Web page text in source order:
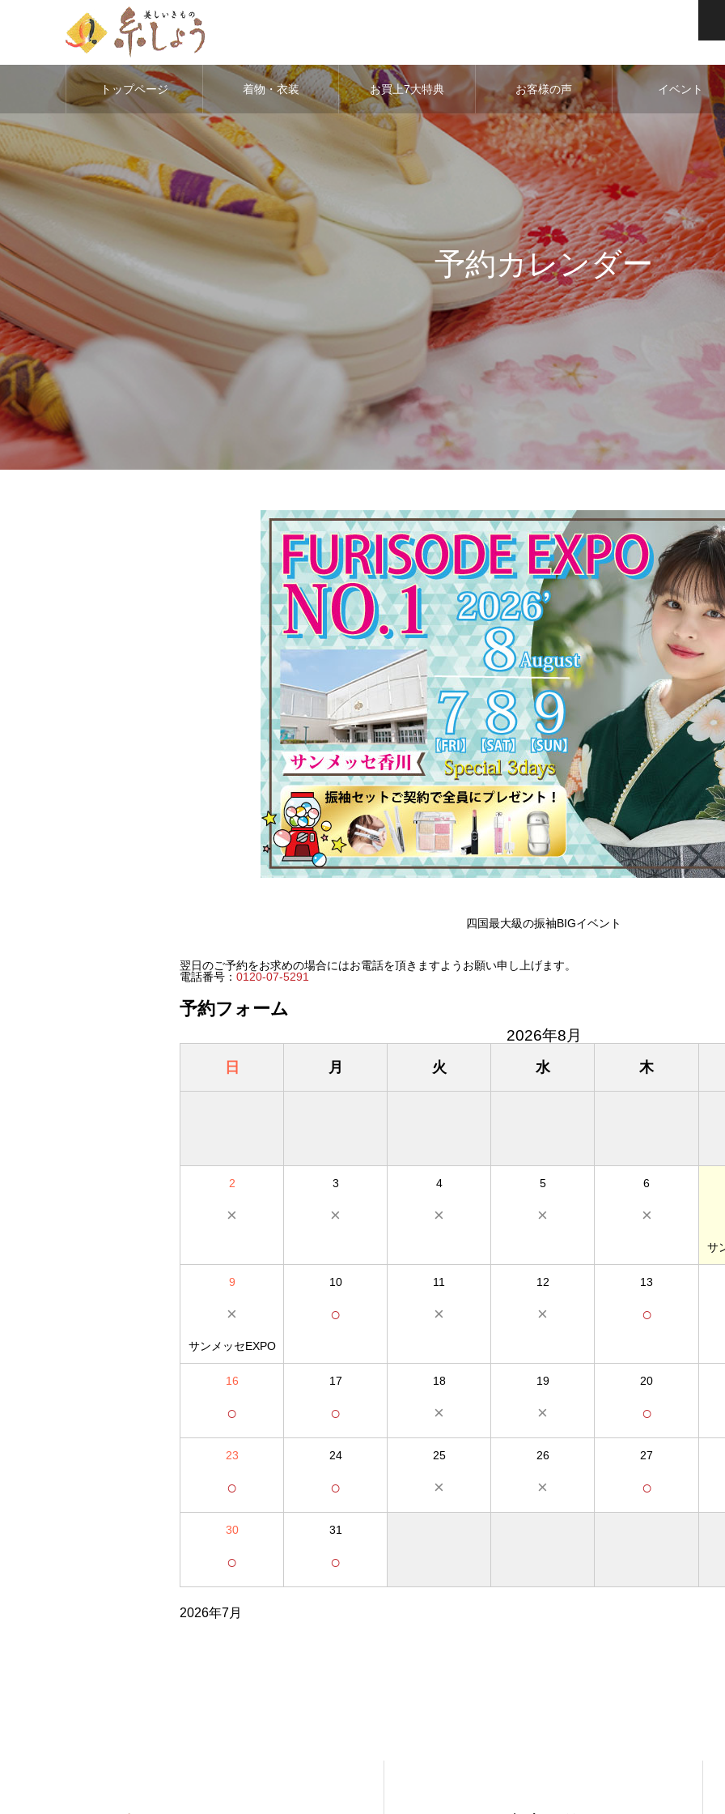
トップページ 着物・衣装 お買上7大特典 お客様の声 イベント
予約カレンダー
四国最大級の振袖BIGイベント
翌日のご予約をお求めの場合にはお電話を頂きますようお願い申し上げます。
電話番号： 0120-07-5291
予約フォーム
2026年8月
日 月 火 水 木
2
×
3
×
4
×
5
×
6
×
サ
9
×
サンメッセEXPO
10
○
11
×
12
×
13
○
16
○
17
○
18
×
19
×
20
○
23
○
24
○
25
×
26
×
27
○
30
○
31
○
2026年7月